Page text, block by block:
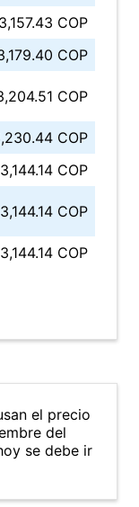
3,157.43 COP
COP
COP
COP
3,144.14 COP
3,144.14 COP
3,144.14 COP
el precio
del
se debe ir